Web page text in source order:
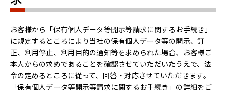
お客様から「保有個人データ等開示等請求に関するお手続き」
に規定するところにより当社の保有個人データ等の開示、訂
正、利用停止、利用目的の通知等を求められた場合、お客様ご
本人からの求めであることを確認させていただいたうえで、法
令の定めるところに従って、回答・対応させていただきます。
「保有個人データ等開示等請求に関するお手続き」の詳細をご